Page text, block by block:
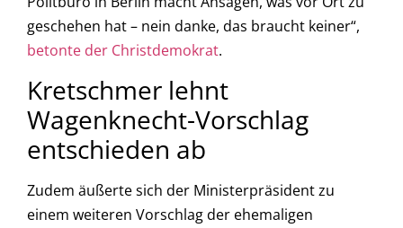
geschehen hat – nein danke, das braucht keiner“,
betonte der Christdemokrat.
Kretschmer lehnt
Wagenknecht-Vorschlag
entschieden ab
Zudem äußerte sich der Ministerpräsident zu
einem weiteren Vorschlag der ehemaligen